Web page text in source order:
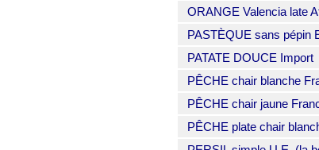
ORANGE Valencia late
PASTÈQUE sans pépin
PATATE DOUCE Import
PÊCHE chair blanche
PÊCHE chair jaune
PÊCHE plate chair